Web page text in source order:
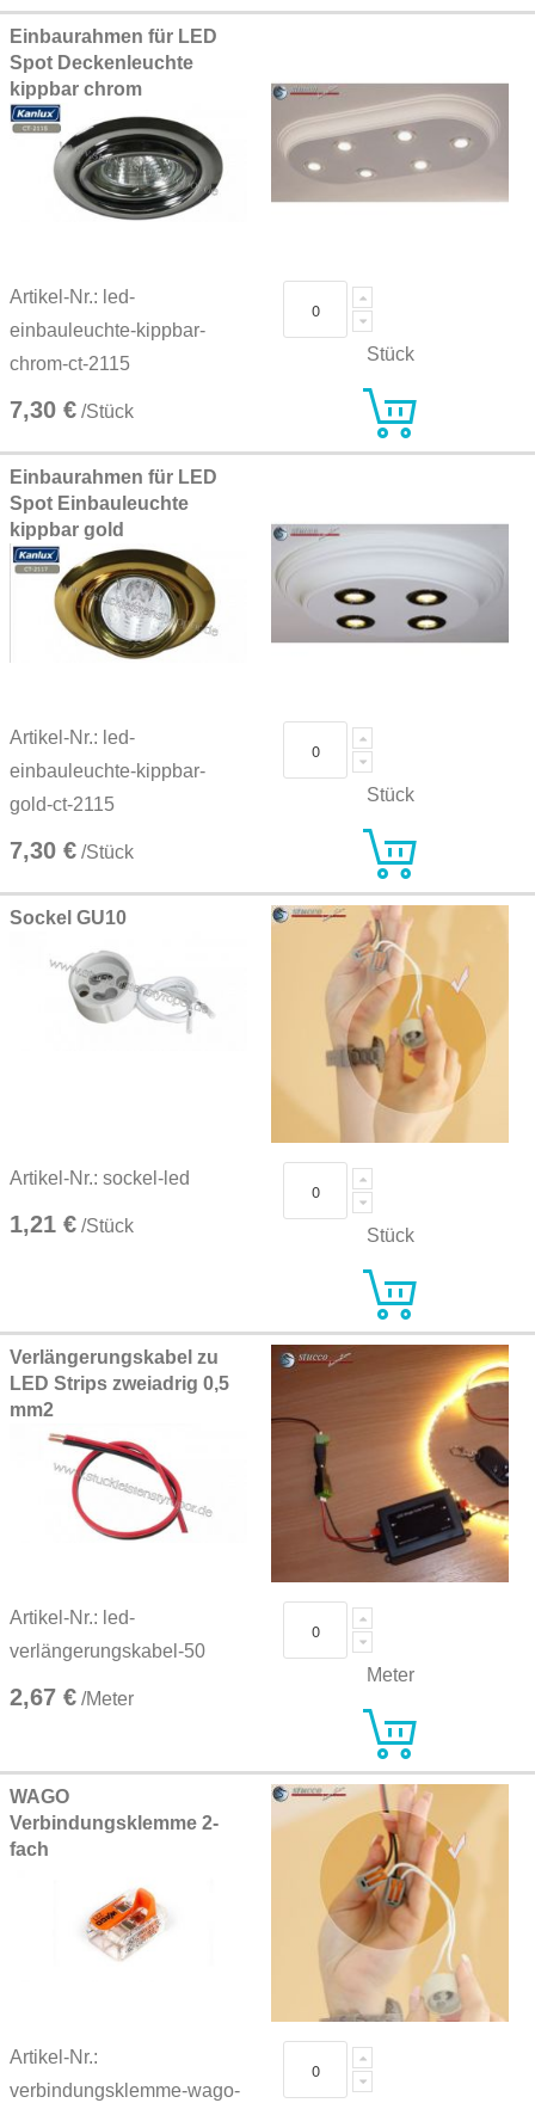
Einbaurahmen für LED
Spot Deckenleuchte
kippbar chrom
Artikel-Nr.: led-
einbauleuchte-kippbar-
chrom-ct-2115
7,30 € /Stück
Stück
Einbaurahmen für LED
Spot Einbauleuchte
kippbar gold
Artikel-Nr.: led-
einbauleuchte-kippbar-
gold-ct-2115
7,30 € /Stück
Stück
Sockel GU10
Artikel-Nr.: sockel-led
1,21 € /Stück Stück
Verlängerungskabel zu
LED Strips zweiadrig 0,5
mm2
Artikel-Nr.: led-
verlängerungskabel-50
2,67 € /Meter
Meter
WAGO
Verbindungsklemme 2-
fach
Artikel-Nr.:
verbindungsklemme-wago-